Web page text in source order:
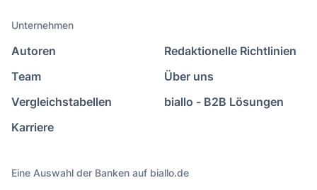
Unternehmen
Autoren
Team
Vergleichstabellen
Karriere
Redaktionelle Richtlinien
Über uns
biallo - B2B Lösungen
Eine Auswahl der Banken auf biallo.de